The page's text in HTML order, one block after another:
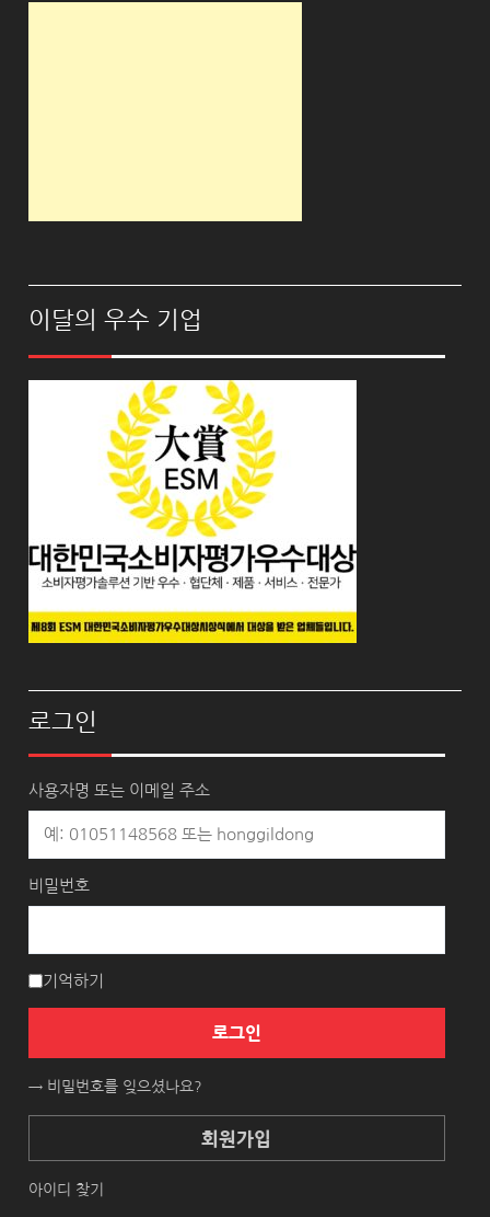
이달의 우수 기업
로그인
사용자명 또는 이메일 주소
비밀번호
기억하기
로그인
→ 비밀번호를 잊으셨나요?
회원가입
아이디 찾기